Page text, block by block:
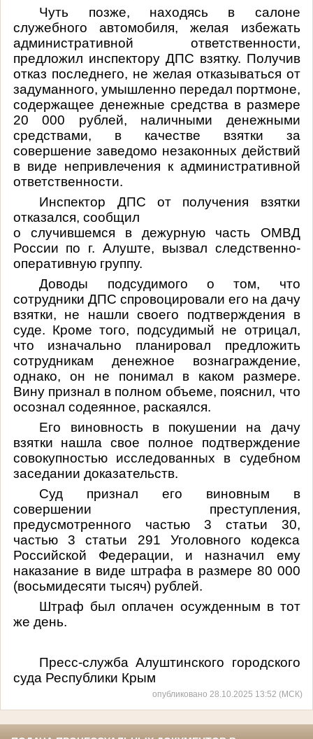
Чуть позже, находясь в салоне
служебного автомобиля, желая избежать
административной ответственности,
предложил инспектору ДПС взятку. Получив
отказ последнего, не желая отказываться от
задуманного, умышленно передал портмоне,
содержащее денежные средства в размере
20 000 рублей, наличными денежными
средствами, в качестве взятки за
совершение заведомо незаконных действий
в виде непривлечения к административной
ответственности.
Инспектор ДПС от получения взятки
отказался, сообщил
о случившемся в дежурную часть ОМВД
России по г. Алуште, вызвал следственно-
оперативную группу.
Доводы подсудимого о том, что
сотрудники ДПС спровоцировали его на дачу
взятки, не нашли своего подтверждения в
суде. Кроме того, подсудимый не отрицал,
что изначально планировал предложить
сотрудникам денежное вознаграждение,
однако, он не понимал в каком размере.
Вину признал в полном объеме, пояснил, что
осознал содеянное, раскаялся.
Его виновность в покушении на дачу
взятки нашла свое полное подтверждение
совокупностью исследованных в судебном
заседании доказательств.
Суд признал его виновным в
совершении преступления,
предусмотренного частью 3 статьи 30,
частью 3 статьи 291 Уголовного кодекса
Российской Федерации, и назначил ему
наказание в виде штрафа в размере 80 000
(восьмидесяти тысяч) рублей.
Штраф был оплачен осужденным в тот
же день.
Пресс-служба Алуштинского городского
суда Республики Крым
опубликовано 28.10.2025 13:52 (МСК)